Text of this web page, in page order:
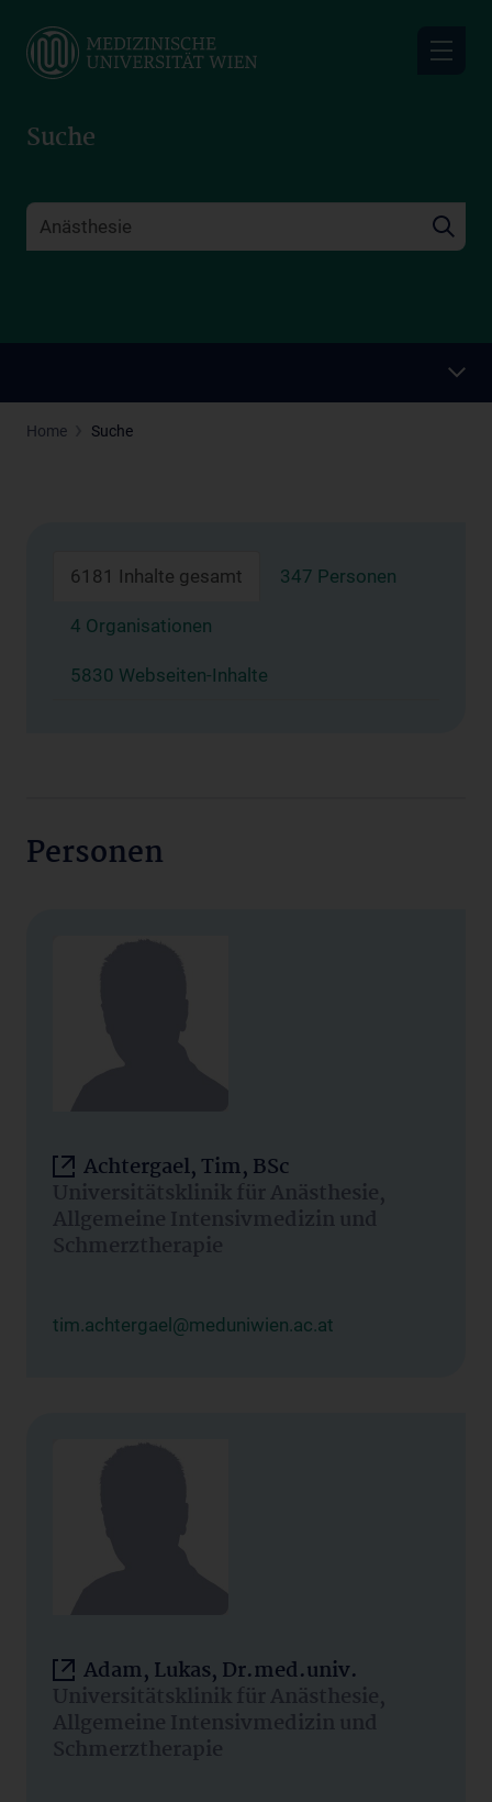
main
Suche
Home Suche
6181 Inhalte gesamt 347 Personen
4 Organisationen
5830 Webseiten-Inhalte
Personen
Achtergael, Tim, BSc
Universitätsklinik für Anästhesie,
Allgemeine Intensivmedizin und
Schmerztherapie
tim.achtergael@meduniwien.ac.at
Adam, Lukas, Dr.med.univ.
Universitätsklinik für Anästhesie,
Allgemeine Intensivmedizin und
Schmerztherapie